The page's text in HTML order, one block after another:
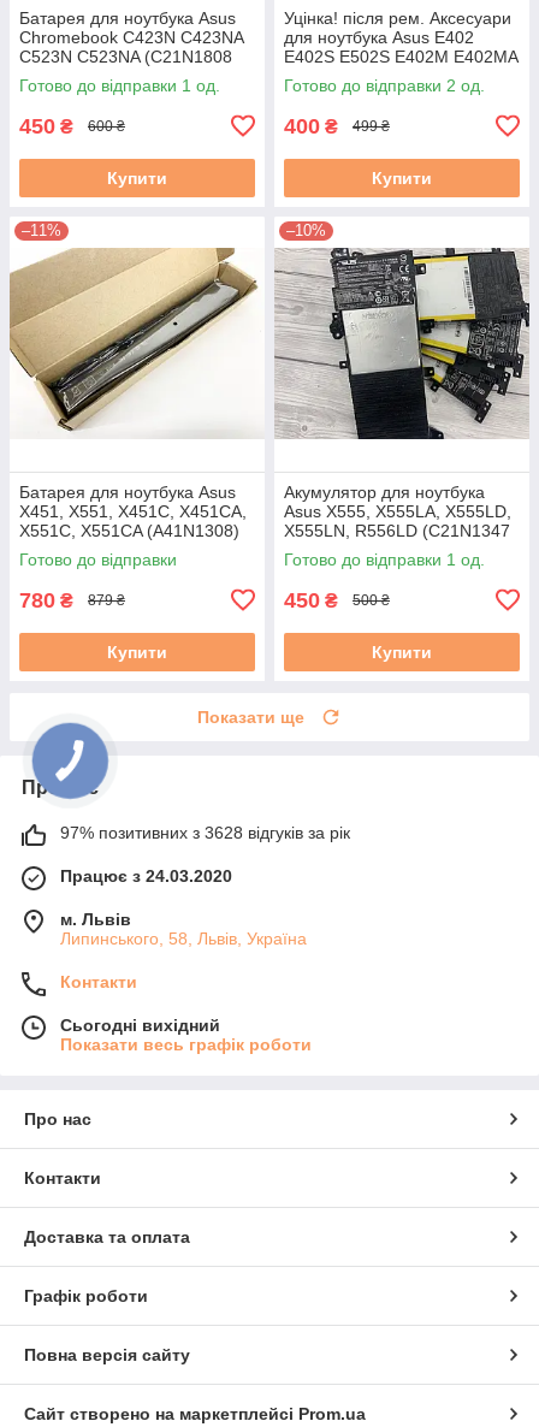
Батарея для ноутбука Asus
Chromebook C423N C423NA
C523N C523NA (C21N1808
0B200-03060000) Знос до
20% бу#
Готово до відправки 1 од.
450 ₴ 600 ₴
Купити
Уцінка! після рем. Аксесуари
для ноутбука Asus E402
E402S E502S E402M E402MA
E402SA (B21N1505) Знос 5-
20% б/в #
Готово до відправки 2 од.
400 ₴ 499 ₴
Купити
–11%
Батарея для ноутбука Asus
X451, X551, X451C, X451CA,
X551C, X551CA (A41N1308)
14.8V 2600mAh, чорна
Готово до відправки
780 ₴ 879 ₴
Купити
–10%
Акумулятор для ноутбука
Asus X555, X555LA, X555LD,
X555LN, R556LD (C21N1347
37 Вт·год) Знос 31–50 %
вживаний B
Готово до відправки 1 од.
450 ₴ 500 ₴
Купити
Показати ще
Про нас
97% позитивних з 3628 відгуків за рік
Працює з 24.03.2020
м. Львів
Липинського, 58, Львів, Україна
Контакти
Сьогодні вихідний
Показати весь графік роботи
Про нас
Контакти
Доставка та оплата
Графік роботи
Повна версія сайту
Сайт створено на маркетплейсі Prom.ua